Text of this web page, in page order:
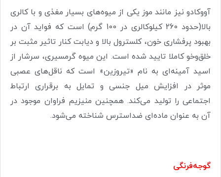
آووکادو نیز مانند موز یکی از میوه‌های بسیار مغذی و با کالری
بالا(حدود 260 کیلوکالری در 100 گرم) است که فواید آن در
بهبود پرفشاری خون، کلسترول بالا و دیابت کنار تاثیر مثبت بر
خلق‌وخو کاملا تایید شده است. این میوه گرمسیری، سرشار از
اسید آمینه‌ای به نام «تیروزین» است که ناقل‌های عصبی
موثر در افزایش میل جنسی و تمایل به برقراری ارتباط
اجتماعی را تولید می‌کند. همچنین منیزیم فراوان موجود در
آن به عنوان ماده‌ای ضداسترس شناخته می‌شود.
گوجه‌فرنگی